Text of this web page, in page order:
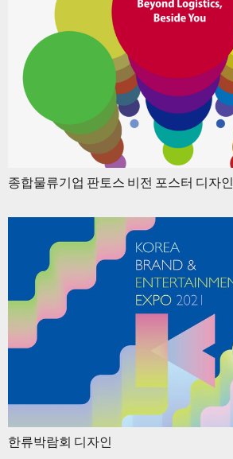
종합물류기업 판토스 비전 포스터 디자인
한류박람회 디자인